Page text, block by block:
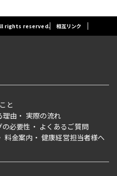
rights reserved. 相互リンク
と
理由
実際の流れ
必要性
よくあるご質問
料金案内 健康経営担当者様へ